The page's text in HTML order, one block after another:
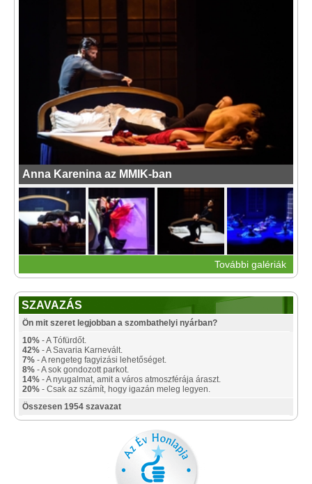
Anna Karenina az MMIK-ban
További galériák
SZAVAZÁS
Ön mit szeret legjobban a szombathelyi nyárban?
10% - A Tófürdőt.
42% - A Savaria Karnevált.
7% - A rengeteg fagyizási lehetőséget.
8% - A sok gondozott parkot.
14% - A nyugalmat, amit a város atmoszférája áraszt.
20% - Csak az számít, hogy igazán meleg legyen.
Összesen 1954 szavazat